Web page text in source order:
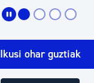
Ikusi ohar guztiak